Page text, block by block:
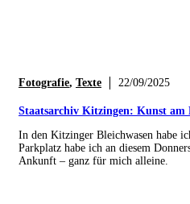
Fotografie, Texte 22/09/2025
Staatsarchiv Kitzingen: Kunst am
In den Kitzinger Bleichwasen habe
Parkplatz habe ich an diesem
Ankunft – ganz für mich alleine.